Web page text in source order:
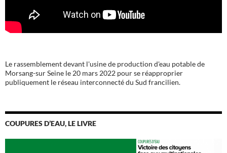
Le rassemblement devant l'usine de production d'eau potable de
Morsang-sur Seine le 20 mars 2022 pour se réapproprier
publiquement le réseau interconnecté du Sud francilien.
COUPURES D’EAU, LE LIVRE